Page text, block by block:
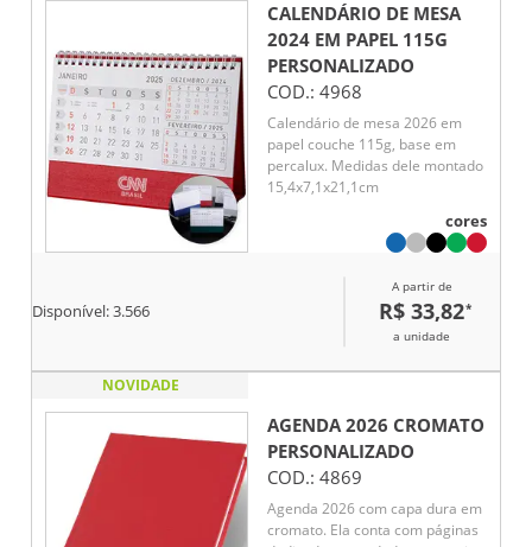
CALENDÁRIO DE MESA
2024 EM PAPEL 115G
PERSONALIZADO
COD.: 4968
Calendário de mesa 2026 em
papel couche 115g, base em
percalux. Medidas dele montado
15,4x7,1x21,1cm
cores
Disponível:3.566
A partir de
R$ 33,82*
a unidade
NOVIDADE
AGENDA 2026 CROMATO
PERSONALIZADO
COD.: 4869
Agenda 2026 com capa dura em
cromato. Ela conta com páginas